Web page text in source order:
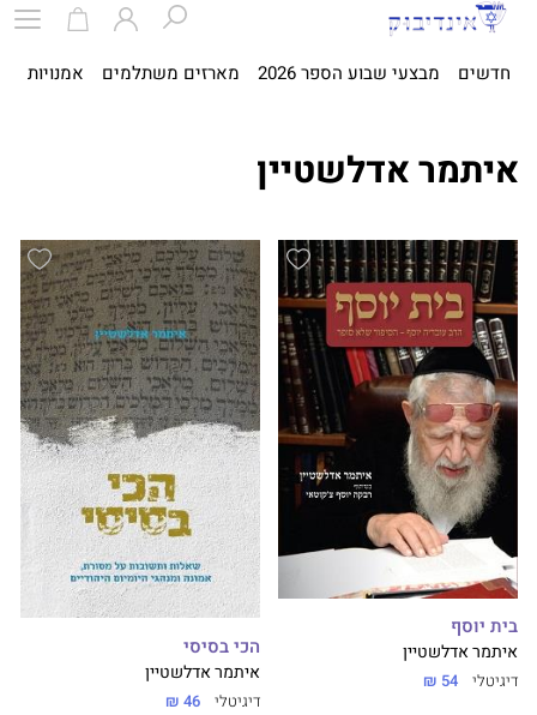
חדשים מבצעי שבוע הספר 2026 מארזים משתלמים אמנויות
איתמר אדלשטיין
בית יוסף
איתמר אדלשטיין
דיגיטלי 54 ₪
הכי בסיסי
איתמר אדלשטיין
דיגיטלי 46 ₪